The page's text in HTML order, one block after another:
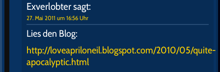
Exverlobtersagt:
27. Mai 2011 um 16:56 Uhr
Lies den Blog:
http://loveapriloneil.blogspot.com/2010/05/quite-
apocalyptic.html